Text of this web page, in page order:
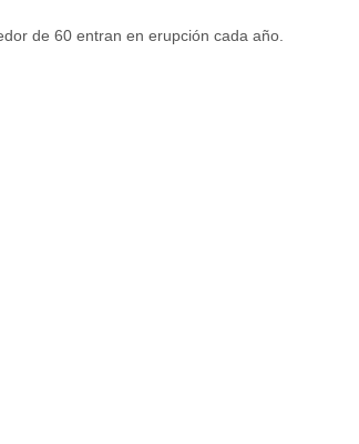
de 60 entran en erupción cada año.